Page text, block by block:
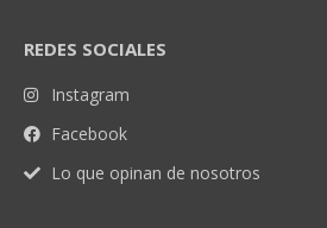
REDES SOCIALES
Instagram
Facebook
Lo que opinan de nosotros